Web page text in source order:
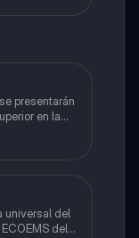
presentarán
en la
universal del
del